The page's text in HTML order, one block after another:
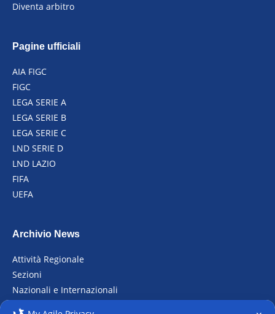
Diventa arbitro
Pagine ufficiali
AIA FIGC
FIGC
LEGA SERIE A
LEGA SERIE B
LEGA SERIE C
LND SERIE D
LND LAZIO
FIFA
UEFA
Archivio News
Attività Regionale
Sezioni
Nazionali e Internazionali
Raduni